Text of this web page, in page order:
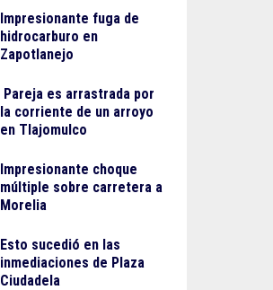
Impresionante fuga de
hidrocarburo en
Zapotlanejo
Pareja es arrastrada por
la corriente de un arroyo
en Tlajomulco
Impresionante choque
múltiple sobre carretera a
Morelia
Esto sucedió en las
inmediaciones de Plaza
Ciudadela